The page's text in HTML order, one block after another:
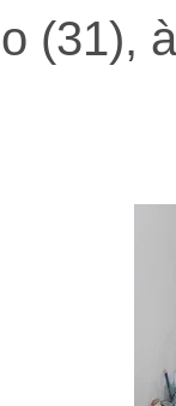
(31),